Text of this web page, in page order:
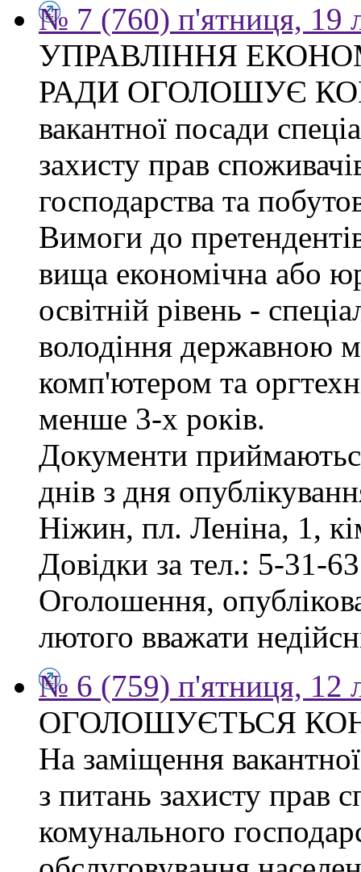
№ 7 (760) п'ятниця, 19
УПРАВЛІННЯ
РАДИ ОГОЛОШУЄ
вакантної посади
захисту прав
господарства та
Вимоги до
вища економічна або
освітній рівень -
володіння державною
комп'ютером та
менше 3-х років.
Документи
днів з дня
Ніжин, пл. Леніна, 1,
Довідки за тел.: 5-31-
Оголошення,
лютого вважати
№ 6 (759) п'ятниця, 12
ОГОЛОШУЄТЬСЯ
На заміщення вакантної
з питань захисту прав
комунального